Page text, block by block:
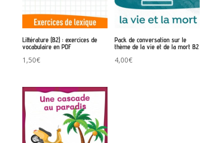
Littérature (B2) : exercices de
vocabulaire en PDF
1,50€
Pack de conversation sur le
thème de la vie et de la mort B2
4,00€